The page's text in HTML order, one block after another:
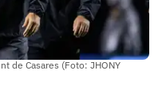
de Casares (Foto: JHONY